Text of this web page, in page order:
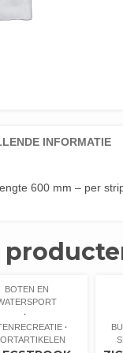
INFORMATIE
600 mm – per
BOTEN EN